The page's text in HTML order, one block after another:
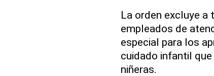
La orden excluye a
empleados de
especial para los
cuidado infantil
niñeras.